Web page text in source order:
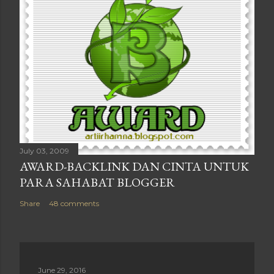
July 03, 2009
AWARD-BACKLINK DAN CINTA UNTUK
PARA SAHABAT BLOGGER
Share 48 comments
June 29, 2016